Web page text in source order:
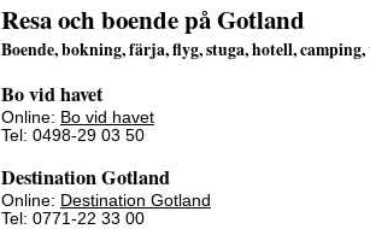
Resa och boende på Gotland
Boende, bokning, färja, flyg, stuga, hotell,
Bo vid havet
Online: Bo vid havet
Tel: 0498-29 03 50
Destination Gotland
Online: Destination Gotland
Tel: 0771-22 33 00